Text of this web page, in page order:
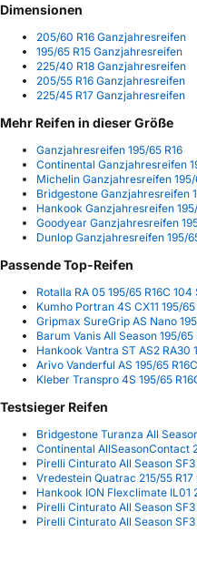
Dimensionen
205/60 R16 Ganzjahresreifen
195/65 R15 Ganzjahresreifen
225/40 R18 Ganzjahresreifen
205/55 R16 Ganzjahresreifen
225/45 R17 Ganzjahresreifen
Mehr Reifen in dieser Größe
Ganzjahresreifen 195/65 R16
Continental Ganzjahresreifen
Michelin Ganzjahresreifen 195/
Bridgestone Ganzjahresreifen
Hankook Ganzjahresreifen
Goodyear Ganzjahresreifen
Dunlop Ganzjahresreifen 195/
Passende Top-Reifen
Rotalla RA 05 195/65 R16C
Kumho Portran 4S CX11 195/
Gripmax SureGrip AS Nano
Barum Vanis All Season 195/
Hankook Vantra ST AS2 RA30
Arivo Vanderful AS 195/65
Kleber Transpro 4S 195/65
Testsieger Reifen
Bridgestone Turanza All
Continental AllSeasonContact
Pirelli Cinturato All Season
Vredestein Quatrac 215/55
Hankook ION Flexclimate IL01
Pirelli Cinturato All Season
Pirelli Cinturato All Season